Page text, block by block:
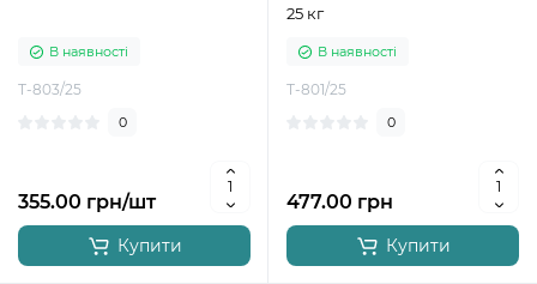
В наявності
Т-803/25
0
355.00 грн/шт
Купити
25 кг
В наявності
Т-801/25
0
477.00 грн
Купити